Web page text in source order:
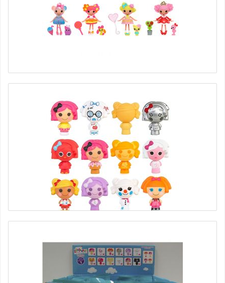
249 руб.
фигурка, 4 см (в ассортименте) Lalaloopsy